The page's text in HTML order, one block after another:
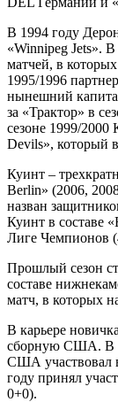
В 1994 году
«Winnipeg Jets». В
матчей, в
1995/1996
нынешний
за «Трактор» в
сезоне 1999/2000
Devils», который
Куинт –
Berlin» (2006,
назван
Куинт в составе «
Лиге Чемпионов
Прошлый сезон
составе
матч, в которых
В карьере
сборную США. В
США участвовал
году принял
0+0).